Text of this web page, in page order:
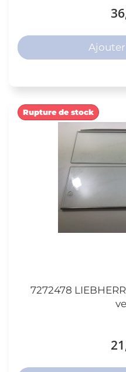
7272478
Rupture de stock